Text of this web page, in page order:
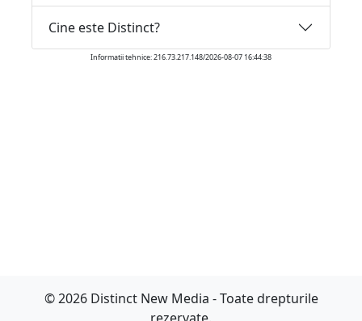
Cine este Distinct?
Informatii tehnice: 216.73.217.148/2026-08-07 16:44:38
© 2026 Distinct New Media - Toate drepturile